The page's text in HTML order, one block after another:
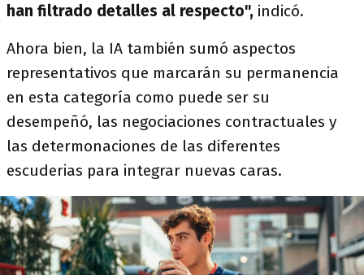
han filtrado detalles al respecto", indicó.
Ahora bien, la IA también sumó aspectos
representativos que marcarán su permanencia
en esta categoría como puede ser su
desempeñó, las negociaciones contractuales y
las determonaciones de las diferentes
escuderias para integrar nuevas caras.